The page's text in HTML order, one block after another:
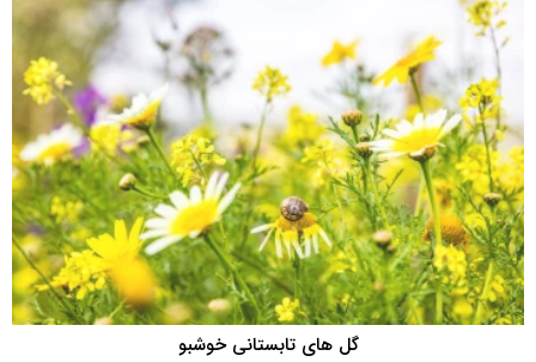
گل های تابستانی خوشبو